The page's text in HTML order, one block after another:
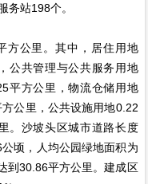
务站198个。
方公里。其中，居住用地
公共管理与公共服务用地
平方公里，物流仓储用地
公里，公共设施用地0.22
。沙坡头区城市道路长度
顷，人均公园绿地面积为
到30.86平方公里。建成区